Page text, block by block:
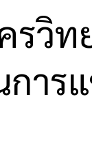
รวิ
กา